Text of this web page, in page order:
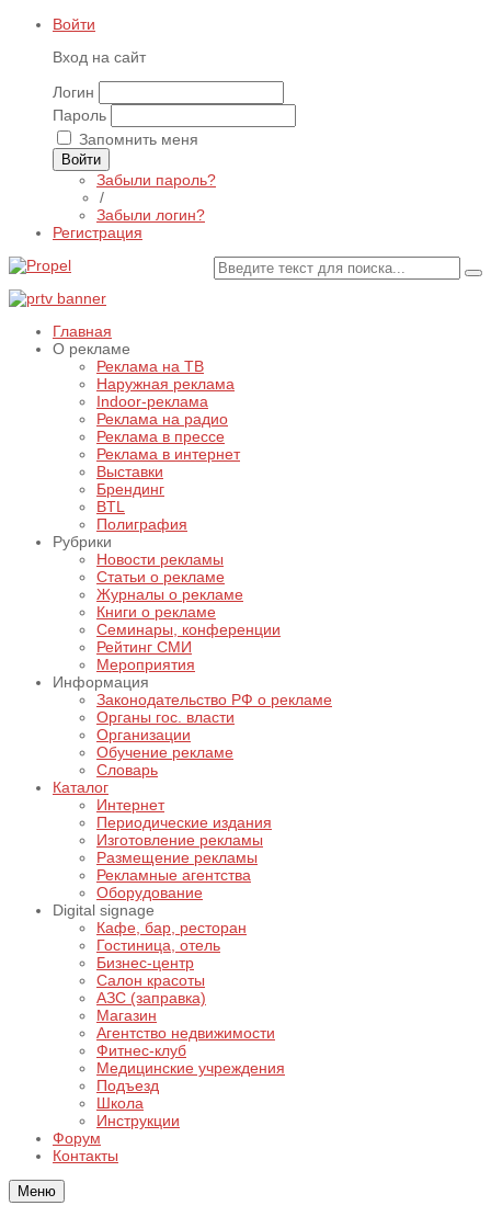
Войти
Вход на сайт
Логин
Пароль
Запомнить меня
Войти
Забыли пароль?
/
Забыли логин?
Регистрация
Главная
О рекламе
Реклама на ТВ
Наружная реклама
Indoor-реклама
Реклама на радио
Реклама в прессе
Реклама в интернет
Выставки
Брендинг
BTL
Полиграфия
Рубрики
Новости рекламы
Статьи о рекламе
Журналы о рекламе
Книги о рекламе
Семинары, конференции
Рейтинг СМИ
Мероприятия
Информация
Законодательство РФ о рекламе
Органы гос. власти
Организации
Обучение рекламе
Словарь
Каталог
Интернет
Периодические издания
Изготовление рекламы
Размещение рекламы
Рекламные агентства
Оборудование
Digital signage
Кафе, бар, ресторан
Гостиница, отель
Бизнес-центр
Салон красоты
АЗС (заправка)
Магазин
Агентство недвижимости
Фитнес-клуб
Медицинские учреждения
Подъезд
Школа
Инструкции
Форум
Контакты
Меню